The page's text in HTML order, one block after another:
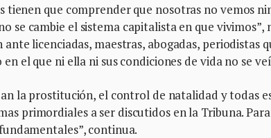
tienen que comprender que nosotras no vemos
se cambie el sistema capitalista en que vivimos”,
licenciadas, maestras, abogadas, periodistas
el que ni ella ni sus condiciones de vida no se
la prostitución, el control de natalidad y todas
primordiales a ser discutidos en la Tribuna.
continua.